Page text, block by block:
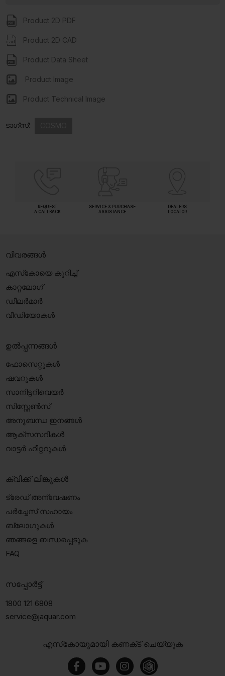
Product 2D PDF
Product 2D CAD
Product Data Sheet
Product Image
Product Technical Image
ടാഗ്സ്:
REQUEST
A CALLBACK
SERVICE & PURCHASE
ASSISTANCE
DEALERS
LOCATOR
എസ്‍കോയുമായി കണക്‌ട് ചെയ്യുക
വിവരങ്ങൾ
എസ്‍കോയെ കുറിച്ച്
കാറ്റലോഗ്
ഡീലർമാർ
വീഡിയോകൾ
ഉൽപ്പന്നങ്ങൾ
ഫോസെറ്റുകൾ
ഷവറുകൾ
സാനിട്ടറിവെയർ
സിസ്റ്റേൺസ്
അനുബന്ധ ഇനങ്ങൾ
ആക്‌സസറികൾ
വാട്ടർ ഹീറ്ററുകൾ
ക്വിക്ക് ലിങ്കുകൾ
ട്രേഡ് അന്വേഷണം
പർച്ചേസ് സഹായം
ബ്ലോഗുകൾ
ഞങ്ങളെ ബന്ധപ്പെടുക
FAQ
സപ്പോർട്ട്
1800 121 6808
service@jaquar.com